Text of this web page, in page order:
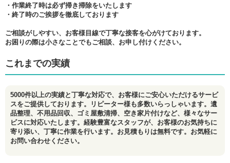
・作業終了時は必ず掃き掃除をいたします
・終了時のご挨拶を徹底しております
ご相談がしやすい、お客様目線で丁寧な接客を心がけております。
お困りの際は小さなことでもご相談、お申し付けください。
これまでの実績
5000件以上の実績と丁寧な対応で、お客様にご安心いただけるサービ
スをご提供しております。リピーター様も多数いらっしゃいます。遺
品整理、不用品回収、ゴミ屋敷清掃、空き家片付けなど、様々なサー
ビスに対応いたします。経験豊富なスタッフが、お客様のお気持ちに
寄り添い、丁寧に作業を行います。お見積もりは無料です。お気軽に
お問い合わせください。